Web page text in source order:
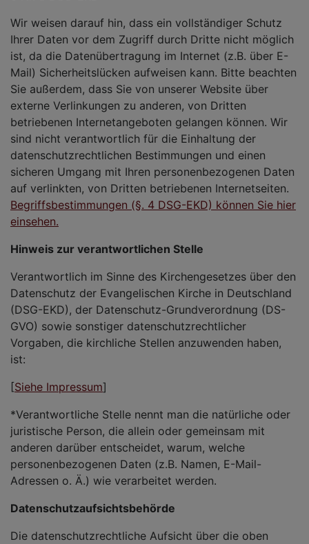
Wir weisen darauf hin, dass ein vollständiger Schutz
Ihrer Daten vor dem Zugriff durch Dritte nicht möglich
ist, da die Datenübertragung im Internet (z.B. über E-
Mail) Sicherheitslücken aufweisen kann. Bitte beachten
Sie außerdem, dass Sie von unserer Website über
externe Verlinkungen zu anderen, von Dritten
betriebenen Internetangeboten gelangen können. Wir
sind nicht verantwortlich für die Einhaltung der
datenschutzrechtlichen Bestimmungen und einen
sicheren Umgang mit Ihren personenbezogenen Daten
auf verlinkten, von Dritten betriebenen Internetseiten.
Begriffsbestimmungen (§. 4 DSG-EKD) können Sie hier
einsehen.
Hinweis zur verantwortlichen Stelle
Verantwortlich im Sinne des Kirchengesetzes über den
Datenschutz der Evangelischen Kirche in Deutschland
(DSG-EKD), der Datenschutz-Grundverordnung (DS-
GVO) sowie sonstiger datenschutzrechtlicher
Vorgaben, die kirchliche Stellen anzuwenden haben,
ist:
[Siehe Impressum]
*Verantwortliche Stelle nennt man die natürliche oder
juristische Person, die allein oder gemeinsam mit
anderen darüber entscheidet, warum, welche
personenbezogenen Daten (z.B. Namen, E-Mail-
Adressen o. Ä.) wie verarbeitet werden.
Datenschutzaufsichtsbehörde
Die datenschutzrechtliche Aufsicht über die oben